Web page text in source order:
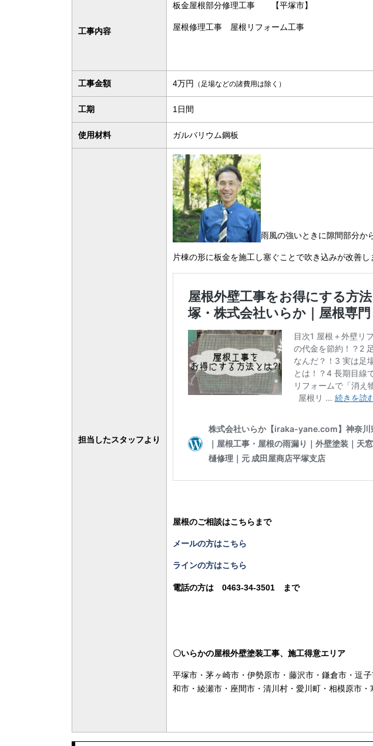
工事内容
板金屋根部分修理工事 【平塚市】
屋根修理工事 屋根リフォーム工事
工事金額 4万円 （足場などの諸費用は除く）
工期 1日間
使用材料 ガルバリウム鋼板
担当したスタッフより
雨風の強いときに隙間部分か
片棟の形に板金を施工し塞ぐことで吹き込みが改善し
屋根のご相談はこちらまで
メールの方はこちら
ラインの方はこちら
電話の方は 0463-34-3501 まで
〇いらかの屋根外壁塗装工事、施工得意エリア
平塚市・茅ヶ崎市・伊勢原市・藤沢市・鎌倉市・逗
和市・綾瀬市・座間市・清川村・愛川町・相模原市・